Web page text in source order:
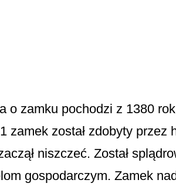
o zamku pochodzi z 1380
zamek został zdobyty przez
niszczeć. Został
gospodarczym. Zamek